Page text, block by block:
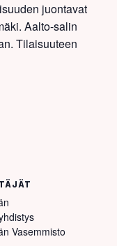
juontavat
Aalto-salin
Tilaisuuteen
Vasemmisto